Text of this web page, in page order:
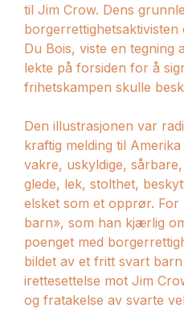
til Jim Crow. Dens
Du Bois, viste en tegning
lekte på forsiden for å
frihetskampen skulle
Den illustrasjonen var
kraftig melding til
vakre, uskyldige,
glede, lek, stolthet,
elsket som et opprør. For
barn», som han kjærlig
poenget med
bildet av et fritt svart
irettesettelse mot Jim
og fratakelse av svarte